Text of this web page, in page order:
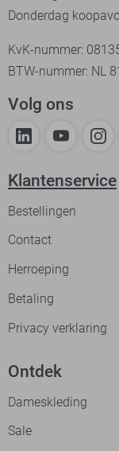
Donderdag
KvK-nummer:
BTW-nummer: NL
Volg ons
Klantenservice
Bestellingen
Contact
Herroeping
Betaling
Privacy verklaring
Ontdek
Dameskleding
Sale